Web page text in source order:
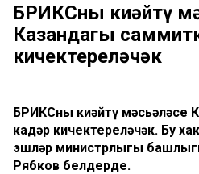
БРИКСны киңәйтү
Казандагы
кичектереләчәк
БРИКСны киңәйтү мәсьәләсе
кадәр кичектереләчәк. Бу
эшләр министрлыгы
Рябков белдерде.